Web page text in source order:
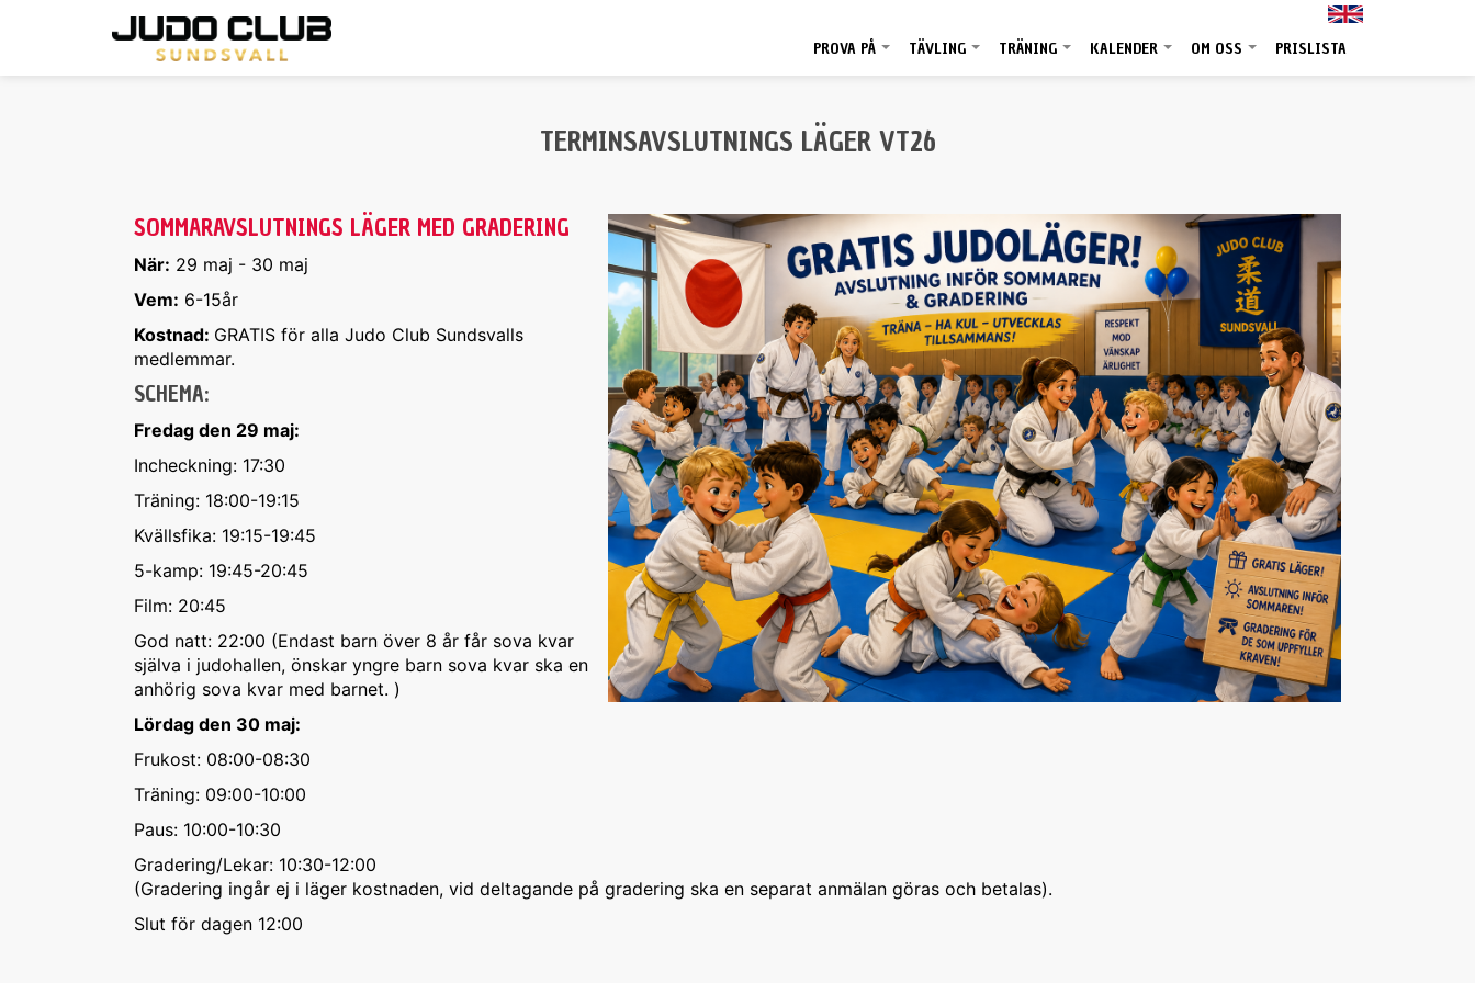
Hoppa
PROVA PÅ TÄVLING TRÄNING KALENDER OM OSS PRISLISTA
TERMINSAVSLUTNINGS LÄGER VT26
SOMMARAVSLUTNINGS LÄGER MED GRADERING
När: 29 maj - 30 maj
Vem: 6-15år
Kostnad: GRATIS för alla Judo Club Sundsvalls
medlemmar.
SCHEMA:
Fredag den 29 maj:
Incheckning: 17:30
Träning: 18:00-19:15
Kvällsfika: 19:15-19:45
5-kamp: 19:45-20:45
Film: 20:45
God natt: 22:00 (Endast barn över 8 år får sova kvar
själva i judohallen, önskar yngre barn sova kvar ska en
anhörig sova kvar med barnet. )
Lördag den 30 maj:
Frukost: 08:00-08:30
Träning: 09:00-10:00
Paus: 10:00-10:30
Gradering/Lekar: 10:30-12:00
(Gradering ingår ej i läger kostnaden, vid deltagande på gradering ska en separat anmälan göras och betalas).
Slut för dagen 12:00